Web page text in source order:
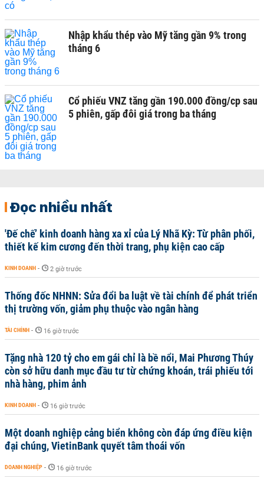
Nhập khẩu thép vào Mỹ tăng gần 9% trong
tháng 6
Cổ phiếu VNZ tăng gần 190.000 đồng/cp sau
5 phiên, gấp đôi giá trong ba tháng
Đọc nhiều nhất
'Đế chế’ kinh doanh hàng xa xỉ của Lý Nhã Kỳ: Từ phân phối,
thiết kế kim cương đến thời trang, phụ kiện cao cấp
KINH DOANH - 2 giờ trước
Thống đốc NHNN: Sửa đổi ba luật về tài chính để phát triển
thị trường vốn, giảm phụ thuộc vào ngân hàng
TÀI CHÍNH - 16 giờ trước
Tặng nhà 120 tỷ cho em gái chỉ là bề nổi, Mai Phương Thúy
còn sở hữu danh mục đầu tư từ chứng khoán, trái phiếu tới
nhà hàng, phim ảnh
KINH DOANH - 16 giờ trước
Một doanh nghiệp cảng biển không còn đáp ứng điều kiện
đại chúng, VietinBank quyết tâm thoái vốn
DOANH NGHIỆP - 16 giờ trước